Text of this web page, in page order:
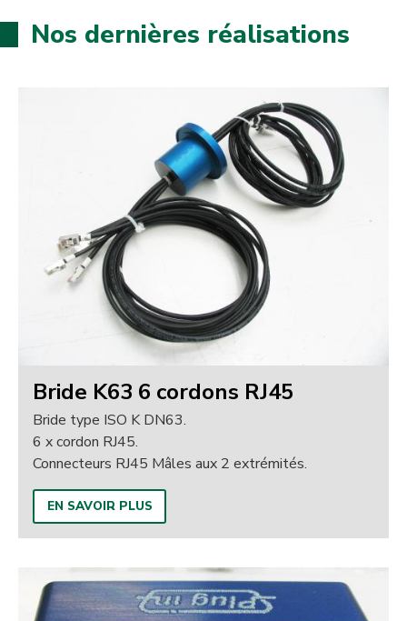
Nos dernières réalisations
Bride K63 6 cordons RJ45
Bride type ISO K DN63.
6 x cordon RJ45.
Connecteurs RJ45 Mâles aux 2 extrémités.
EN SAVOIR PLUS